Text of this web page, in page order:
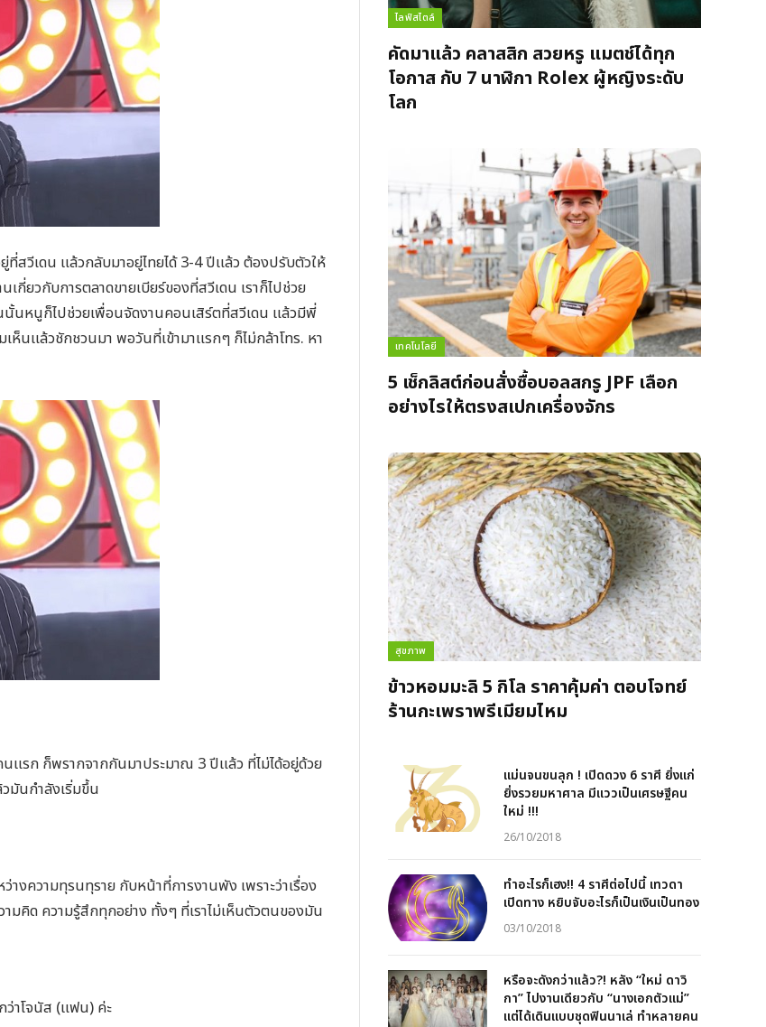
สวีเดน แล้วกลับมาอยู่ไทยได้ 3-4 ปีแล้ว ต้องปรับตัวให้
กี่ยวกับการตลาดขายเบียร์ของที่สวีเดน เราก็ไปช่วย
นั้นหนูก็ไปช่วยเพื่อนจัดงานคอนเสิร์ตที่สวีเดน แล้วมีพี่
นแล้วชักชวนมา พอวันที่เข้ามาแรกๆ ก็ไม่กล้าโทร. หา
ก ก็พรากจากกันมาประมาณ 3 ปีแล้ว ที่ไม่ได้อยู่ด้วย
มันกำลังเริ่มขึ้น
ความทุรนทุราย กับหน้าที่การงานพัง เพราะว่าเรื่อง
มคิด ความรู้สึกทุกอย่าง ทั้งๆ ที่เราไม่เห็นตัวตนของมัน
าโจนัส (แฟน) ค่ะ
ไลฟ์สไตล์
คัดมาแล้ว คลาสสิก สวยหรู แมตช์ได้ทุก
โอกาส กับ 7 นาฬิกา Rolex ผู้หญิงระดับ
โลก
เทคโนโลยี
5 เช็กลิสต์ก่อนสั่งซื้อบอลสกรู JPF เลือก
อย่างไรให้ตรงสเปกเครื่องจักร
สุขภาพ
ข้าวหอมมะลิ 5 กิโล ราคาคุ้มค่า ตอบโจทย์
ร้านกะเพราพรีเมียมไหม
แม่นจนขนลุก ! เปิดดวง 6 ราศี ยิ่งแก่
ยิ่งรวยมหาศาล มีแววเป็นเศรษฐีคน
ใหม่ !!!
26/10/2018
ทำอะไรก็เฮง!! 4 ราศีต่อไปนี้ เทวดา
เปิดทาง หยิบจับอะไรก็เป็นเงินเป็นทอง
03/10/2018
หรือจะดังกว่าแล้ว?! หลัง “ใหม่ ดาวิ
กา” ไปงานเดียวกับ “นางเอกตัวแม่”
แต่ได้เดินแบบชุดฟินนาเล่ ทำหลายคน